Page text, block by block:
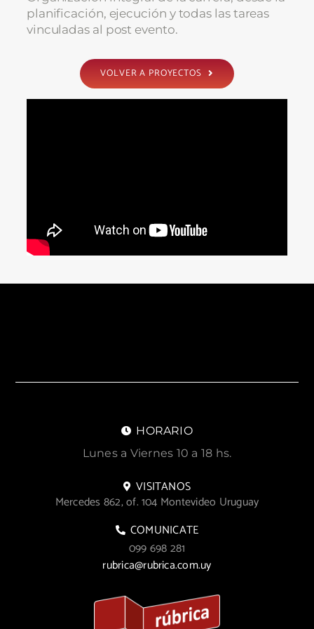
planificación, ejecución y todas las tareas
vinculadas al post evento.
VOLVER A PROYECTOS
HORARIO
Lunes a Viernes 10 a 18 hs.
VISITANOS
Mercedes 862, of. 104 Montevideo Uruguay
COMUNICATE
099 698 281
rubrica@rubrica.com.uy